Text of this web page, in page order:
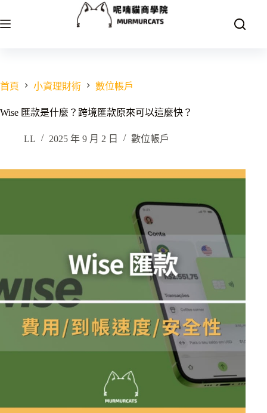
至
容
首頁 小資理財術 數位帳戶
Wise 匯款是什麼？跨境匯款原來可以這麼快？
LL 2025 年 9 月 2 日 數位帳戶